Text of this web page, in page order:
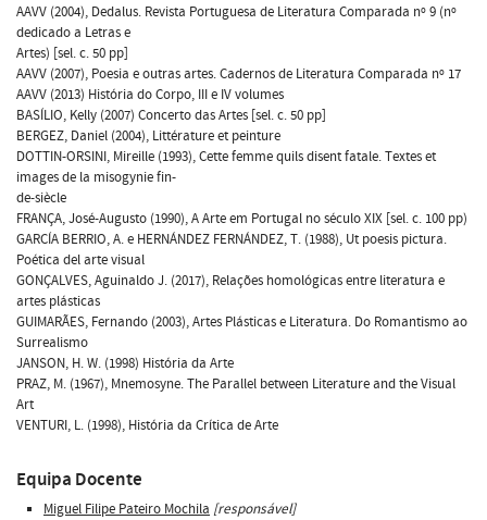
AAVV (2004), Dedalus. Revista Portuguesa de Literatura Comparada nº 9 (nº
dedicado a Letras e
Artes) [sel. c. 50 pp]
AAVV (2007), Poesia e outras artes. Cadernos de Literatura Comparada nº 17
AAVV (2013) História do Corpo, III e IV volumes
BASÍLIO, Kelly (2007) Concerto das Artes [sel. c. 50 pp]
BERGEZ, Daniel (2004), Littérature et peinture
DOTTIN-ORSINI, Mireille (1993), Cette femme quils disent fatale. Textes et
images de la misogynie fin-
de-siècle
FRANÇA, José-Augusto (1990), A Arte em Portugal no século XIX [sel. c. 100 pp)
GARCÍA BERRIO, A. e HERNÁNDEZ FERNÁNDEZ, T. (1988), Ut poesis pictura.
Poética del arte visual
GONÇALVES, Aguinaldo J. (2017), Relações homológicas entre literatura e
artes plásticas
GUIMARÃES, Fernando (2003), Artes Plásticas e Literatura. Do Romantismo ao
Surrealismo
JANSON, H. W. (1998) História da Arte
PRAZ, M. (1967), Mnemosyne. The Parallel between Literature and the Visual
Art
VENTURI, L. (1998), História da Crítica de Arte
Equipa Docente
Miguel Filipe Pateiro Mochila [responsável]